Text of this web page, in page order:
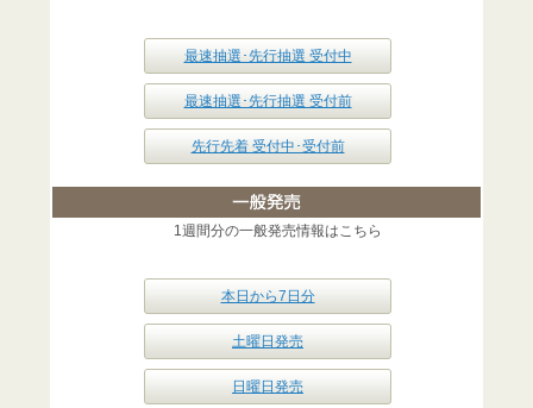
最速抽選･先行抽選 受付中
最速抽選･先行抽選 受付前
先行先着 受付中･受付前
1週間分の一般発売情報はこちら
本日から7日分
土曜日発売
日曜日発売